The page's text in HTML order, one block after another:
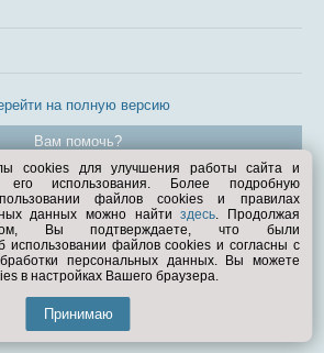
на полную версию
Вам помочь?
© Exist.ru 1998—2026
cookies для улучшения работы сайта и
его использования. Более подробную
файлов cookies и правилах
данных можно найтиздесь. Продолжая
Вы подтверждаете, что были
файлов cookies и согласны с
персональных данных. Вы можете
в настройках Вашего браузера.
Принимаю